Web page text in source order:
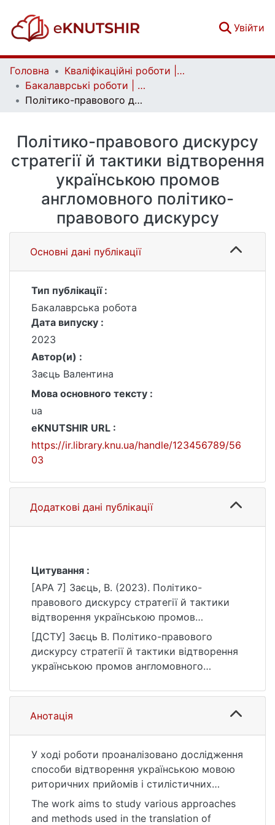
Увійти
Головна
Кваліфікаційні роботи | Qualifying works
Бакалаврські роботи | Bachelor theses
Полiтико-правового дискурсу стратегії й тактики відтворення українською промов англомовного полiтико-правового дискурсу
Полiтико-правового дискурсу
стратегії й тактики відтворення
українською промов
англомовного полiтико-
правового дискурсу
Основні дані публікації
Тип публікації :
Бакалаврська робота
Дата випуску :
2023
Автор(и) :
Заєць Валентина
Мова основного тексту :
ua
eKNUTSHIR URL :
https://ir.library.knu.ua/handle/123456789/56
03
Додаткові дані публікації
Цитування :
[APA 7] Заєць, В. (2023). Полiтико-
правового дискурсу стратегії й тактики
відтворення українською промов
англомовного полiтико-правового
дискурсу [Бакалаврська робота,
Київський національний університет імені
Тараса Шевченка]. eKNUTSHIR.
https://ir.library.knu.ua/handle/123456789/56
[ДСТУ] Заєць В. Полiтико-правового
дискурсу стратегії й тактики відтворення
українською промов англомовного
кваліфікаційна робота бакалавра : 03
Гуманітарні науки. Київ, 2023. 57 с. URL:
https://ir.library.knu.ua/handle/123456789/56
Анотація
У ході роботи проаналізовано дослідження
способи відтворення українською мовою
риторичних прийомiв i стилiстичних
засобів мовної експресiї в політичних
промовах.
The work aims to study various approaches
and methods used in the translation of